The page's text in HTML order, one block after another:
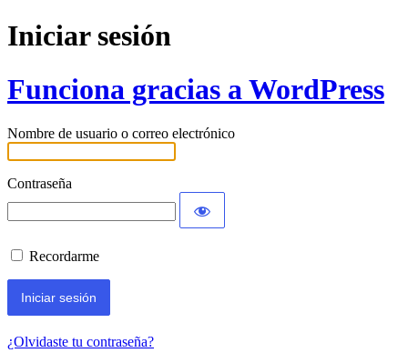
Iniciar sesión
Funciona gracias a WordPress
Nombre de usuario o correo electrónico
Contraseña
Recordarme
¿Olvidaste tu contraseña?